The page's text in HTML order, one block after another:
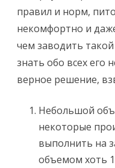
правил и норм,
некомфортно и
чем заводить
знать обо всех его
верное решение,
Небольшой
некоторые
выполнить на
объемом хоть